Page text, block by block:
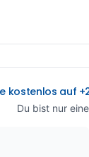
kostenlos auf
Du bist nur